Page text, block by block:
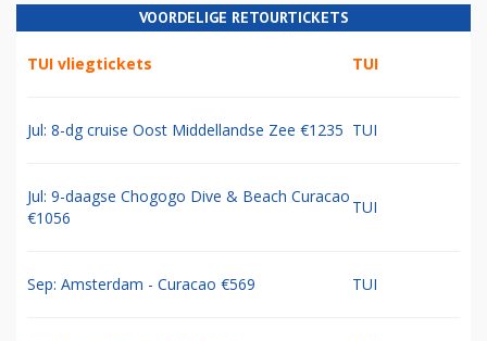
VOORDELIGE RETOURTICKETS
TUI vliegtickets TUI
Jul: 8-dg cruise Oost Middellandse Zee €1235 TUI
Jul: 9-daagse Chogogo Dive & Beach Curacao
€1056
TUI
Sep: Amsterdam - Curacao €569 TUI